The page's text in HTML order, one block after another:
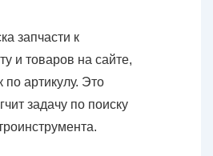
запчасти к
и товаров на сайте,
по артикулу. Это
задачу по поиску